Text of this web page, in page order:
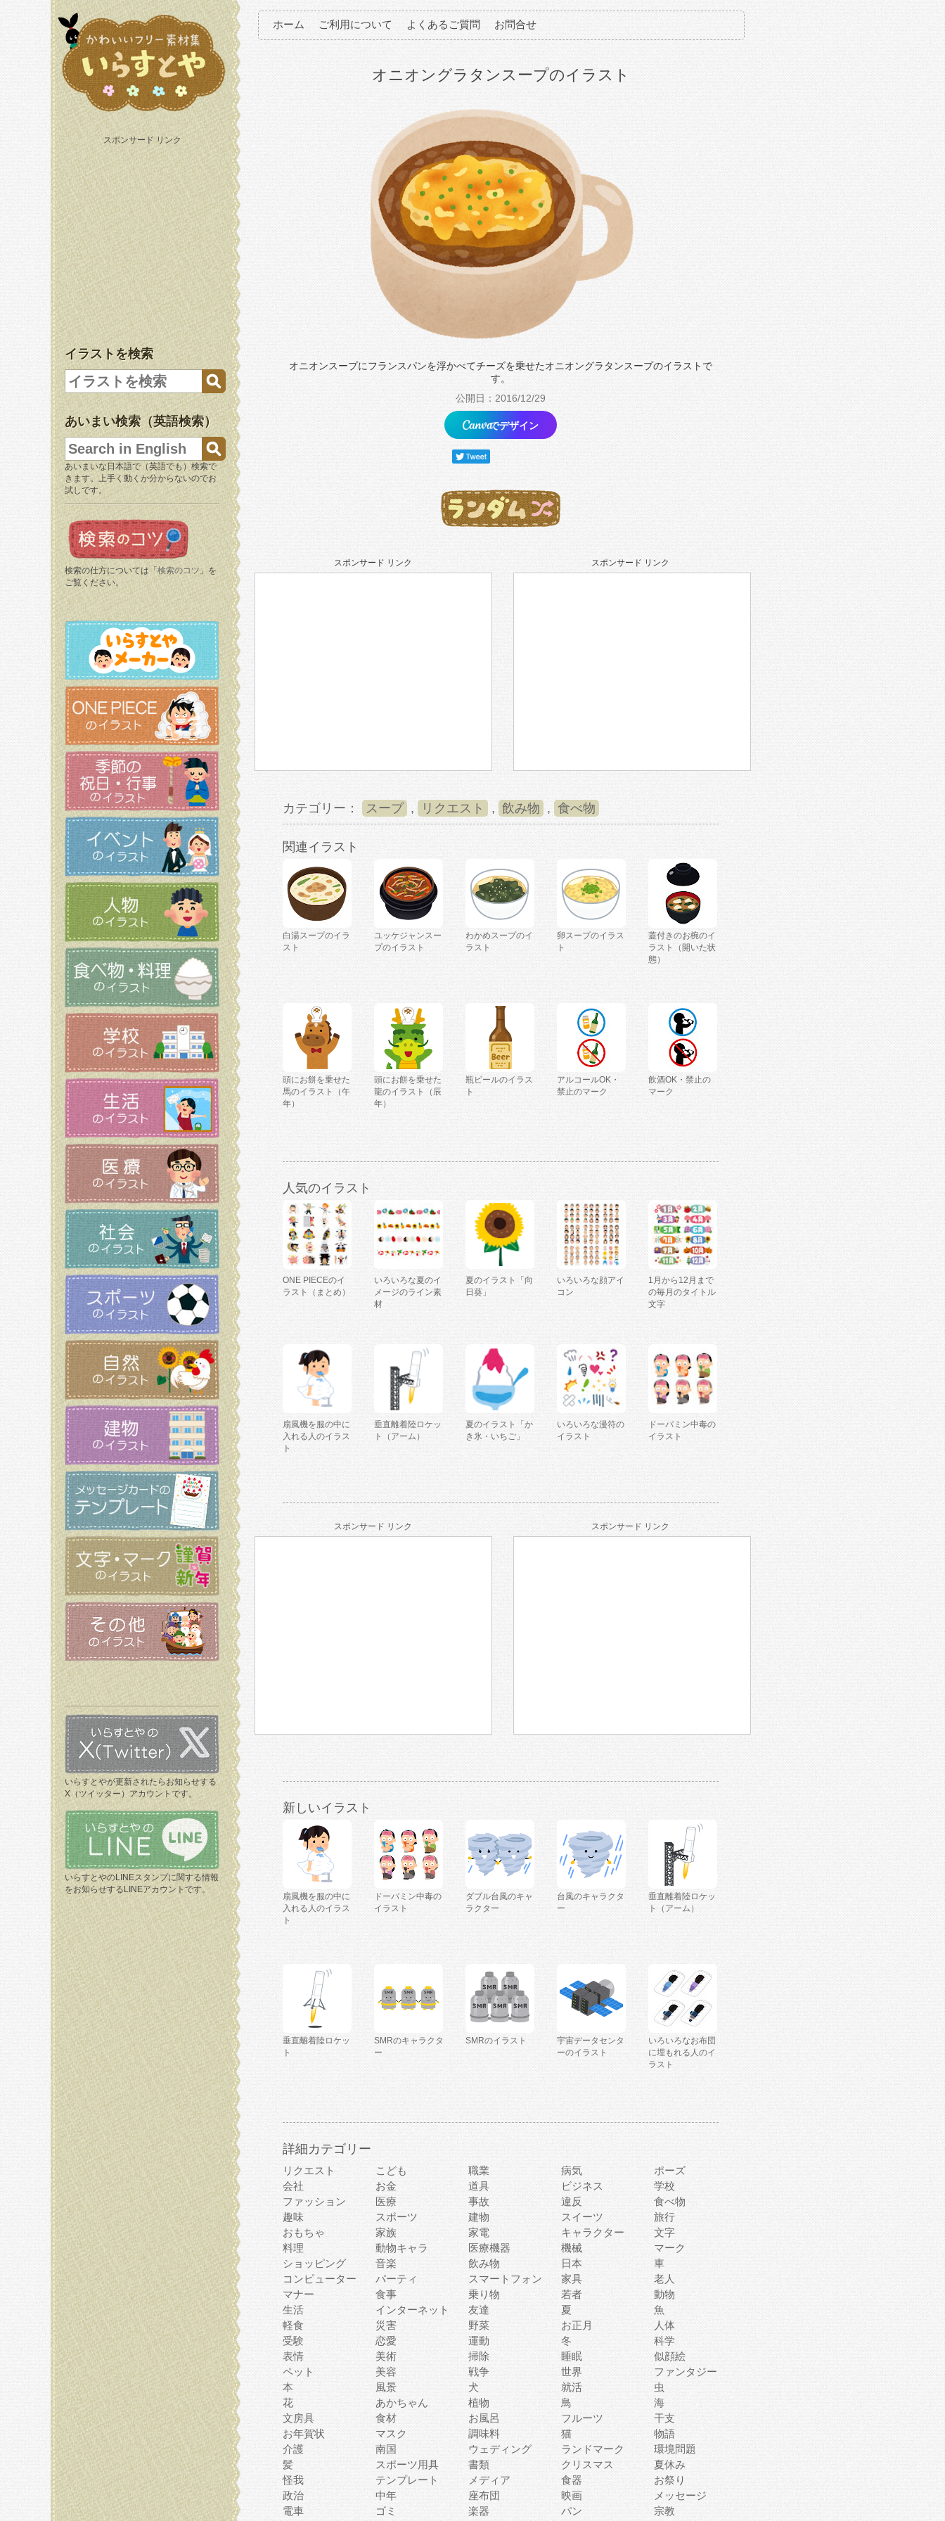
スポンサード リンク
イラストを検索
あいまい検索（英語検索）
あいまいな日本語で（英語でも）検索で
きます。上手く動くか分からないのでお
試しです。
検索の仕方については「 検索のコツ 」を
ご覧ください。
いらすとやが更新されたらお知らせする
X（ツイッター）アカウントです。
いらすとやのLINEスタンプに関する情報
をお知らせするLINEアカウントです。
ホーム ご利用について よくあるご質問 お問合せ
オニオングラタンスープのイラスト
オニオンスープにフランスパンを浮かべてチーズを乗せたオニオングラタンスープのイラストで
す。
公開日：2016/12/29
でデザイン
スポンサード リンク スポンサード リンク
カテゴリー： スープ , リクエスト , 飲み物 , 食べ物
関連イラスト
白湯スープのイラ
スト
ユッケジャンスー
プのイラスト
わかめスープのイ
ラスト
卵スープのイラス
ト
蓋付きのお椀のイ
ラスト（開いた状
態）
頭にお餅を乗せた
馬のイラスト（午
年）
頭にお餅を乗せた
龍のイラスト（辰
年）
瓶ビールのイラス
ト
アルコールOK・
禁止のマーク
飲酒OK・禁止の
マーク
人気のイラスト
ONE PIECEのイ
ラスト（まとめ）
いろいろな夏のイ
メージのライン素
材
夏のイラスト「向
日葵」
いろいろな顔アイ
コン
1月から12月まで
の毎月のタイトル
文字
扇風機を服の中に
入れる人のイラス
ト
垂直離着陸ロケッ
ト（アーム）
夏のイラスト「か
き氷・いちご」
いろいろな漫符の
イラスト
ドーパミン中毒の
イラスト
スポンサード リンク スポンサード リンク
新しいイラスト
扇風機を服の中に
入れる人のイラス
ト
ドーパミン中毒の
イラスト
ダブル台風のキャ
ラクター
台風のキャラクタ
ー
垂直離着陸ロケッ
ト（アーム）
垂直離着陸ロケッ
ト
SMRのキャラクタ
ー
SMRのイラスト
宇宙データセンタ
ーのイラスト
いろいろなお布団
に埋もれる人のイ
ラスト
詳細カテゴリー
リクエスト こども 職業 病気
ポーズ
会社
お金 道具 ビジネス
学校
ファッション
医療 事故 違反
食べ物
趣味
スポーツ 建物 スイーツ
旅行
おもちゃ
家族 家電 キャラクター
文字
料理
動物キャラ 医療機器 機械
マーク
ショッピング
音楽 飲み物 日本
車
コンピューター
パーティ スマートフォン 家具
老人
マナー
食事 乗り物 若者
動物
生活
インターネット 友達 夏
魚
軽食
災害 野菜 お正月
人体
受験
恋愛 運動 冬
科学
表情
美術 掃除 睡眠
似顔絵
ペット
美容 戦争 世界
ファンタジー
本
風景 犬 就活
虫
花
あかちゃん 植物 鳥
海
文房具
食材 お風呂 フルーツ
干支
お年賀状
マスク 調味料 猫
物語
介護
南国 ウェディング ランドマーク
環境問題
髪
スポーツ用具 書類 クリスマス
夏休み
怪我
テンプレート メディア 食器
お祭り
政治
中年 座布団 映画
メッセージ
電車
ゴミ 楽器 パン
宗教